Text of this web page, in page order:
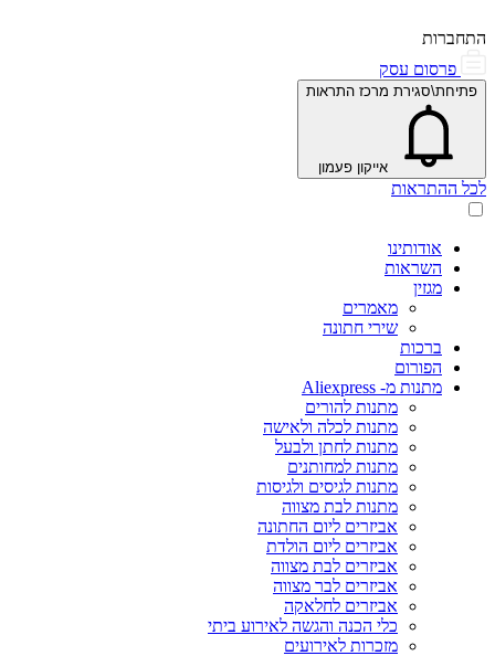
התחברות
פרסום עסק
פתיחת\סגירת מרכז התראות
אייקון פעמון
לכל ההתראות
אודותינו
השראות
מגזין
מאמרים
שירי חתונה
ברכות
הפורום
מתנות מ- Aliexpress
מתנות להורים
מתנות לכלה ולאישה
מתנות לחתן ולבעל
מתנות למחותנים
מתנות לגיסים ולגיסות
מתנות לבת מצווה
אביזרים ליום החתונה
אביזרים ליום הולדת
אביזרים לבת מצווה
אביזרים לבר מצווה
אביזרים לחלאקה
כלי הכנה והגשה לאירוע ביתי
מזכרות לאירועים